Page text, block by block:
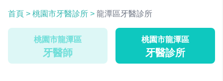
首頁 > 桃園市牙醫診所 > 龍潭區牙醫診所
桃園市龍潭區
牙醫師
桃園市龍潭區
牙醫診所